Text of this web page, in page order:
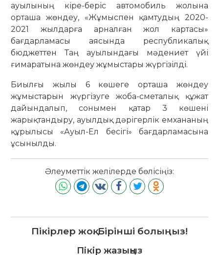
ауылының кіре-беріс автомобиль жолына
орташа жөндеу, «Жұмыспен қамтудың 2020-
2021 жылдарға арналған жол картасы»
бағдарламасы аясында республикалық
бюджеттен Таң ауылындағы мәдениет үйі
ғимаратына жөндеу жұмыстары жүргізілді.
Биылғы жылы 6 көшеге орташа жөндеу
жұмыстарын жүргізуге жоба-сметалық құжат
дайындалып, сонымен қатар 3 көшені
жарықтандыру, ауылдық дәрігерлік емхананың
құрылысы «Ауыл-Ел бесігі» бағдарламасына
ұсынылды.
Әлеуметтік желілерде бөлісіңіз:
Пікірлер жоқ. Бірінші болыңыз!
Пікір жазыңыз